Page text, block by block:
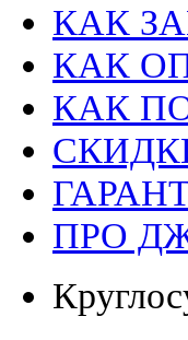
КАК
КАК
КАК
ПРО